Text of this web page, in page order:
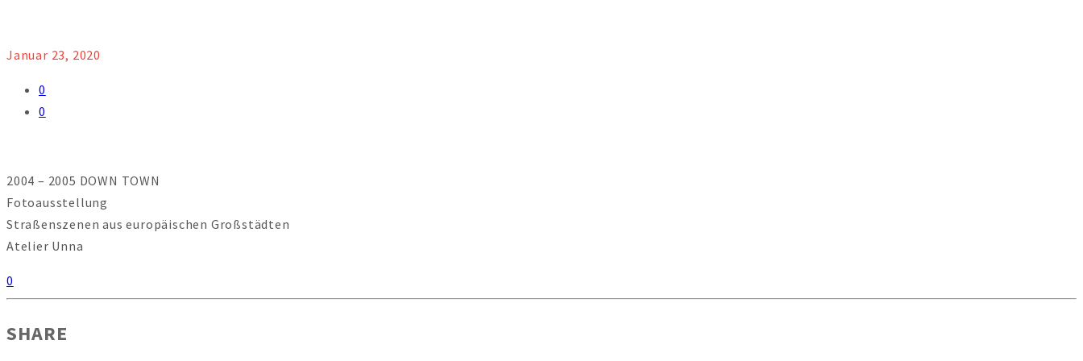
Januar 23, 2020
0
0
2004 – 2005 DOWN TOWN
Fotoausstellung
Straßenszenen aus europäischen Großstädten
Atelier Unna
0
SHARE